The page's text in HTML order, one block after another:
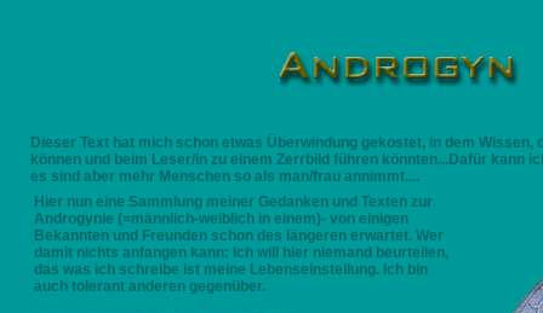
Dieser Text hat mich schon etwas Überwindung gekostet, in dem
können und beim Leser/in zu einem Zerrbild führen könnten...Dafür kann
es sind aber mehr Menschen so als man/frau annimmt....
Hier nun eine Sammlung meiner Gedanken und Texten zur
Androgynie (=männlich-weiblich in einem)- von einigen
Bekannten und Freunden schon des längeren erwartet. Wer
damit nichts anfangen kann: Ich will hier niemand beurteilen,
das was ich schreibe ist meine Lebenseinstellung. Ich bin
auch tolerant anderen gegenüber.